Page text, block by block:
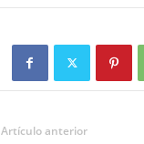
Artículo anterior